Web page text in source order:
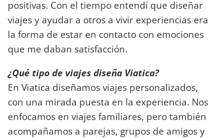
positivas. Con el tiempo entendí que diseñar
viajes y ayudar a otros a vivir experiencias era
la forma de estar en contacto con emociones
que me daban satisfacción.
¿Qué tipo de viajes diseña Viatica?
En Viatica diseñamos viajes personalizados,
con una mirada puesta en la experiencia. Nos
enfocamos en viajes familiares, pero también
acompañamos a parejas, grupos de amigos y